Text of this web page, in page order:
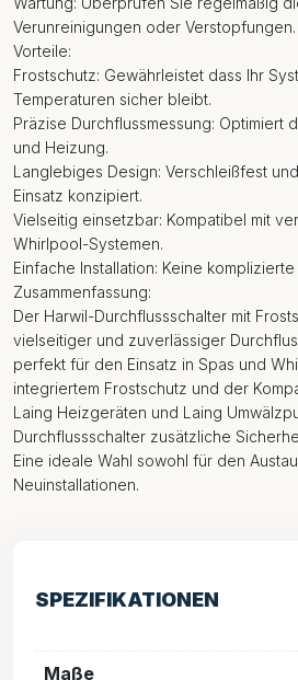
Verunreinigungen oder Verstopfungen.
Vorteile:
Frostschutz: Gewährleistet dass Ihr
Temperaturen sicher bleibt.
Präzise Durchflussmessung: Optimiert
und Heizung.
Langlebiges Design: Verschleißfest
Einsatz konzipiert.
Vielseitig einsetzbar: Kompatibel mit
Whirlpool-Systemen.
Einfache Installation: Keine
Zusammenfassung:
Der Harwil-Durchflussschalter mit
vielseitiger und zuverlässiger
perfekt für den Einsatz in Spas und
integriertem Frostschutz und der
Laing Heizgeräten und Laing
Durchflussschalter zusätzliche
Eine ideale Wahl sowohl für den
Neuinstallationen.
SPEZIFIKATIONEN
Maße